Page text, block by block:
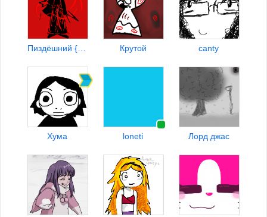
Крутой canty
Хума loneti Лорд джас